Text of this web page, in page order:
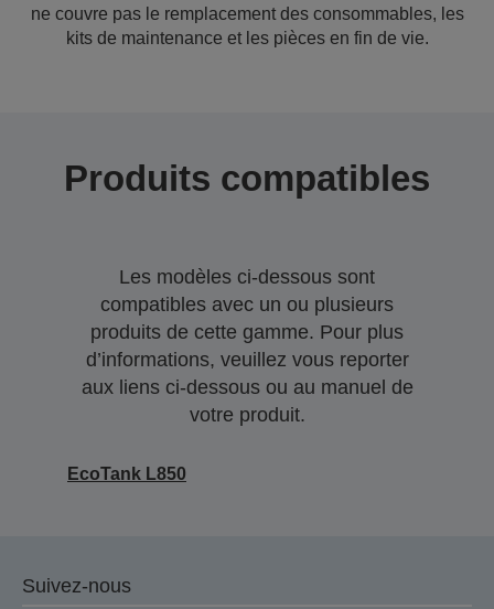
ne couvre pas le remplacement des consommables, les
kits de maintenance et les pièces en fin de vie.
Produits compatibles
Les modèles ci-dessous sont
compatibles avec un ou plusieurs
produits de cette gamme. Pour plus
d’informations, veuillez vous reporter
aux liens ci-dessous ou au manuel de
votre produit.
EcoTank L850
Suivez-nous